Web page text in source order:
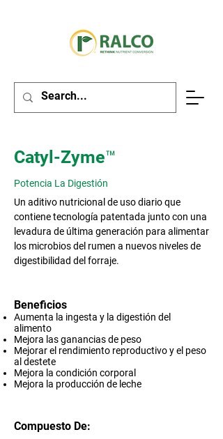
Catyl-Zyme™
Potencia La Digestión
Un aditivo nutricional de uso diario que
contiene tecnología patentada junto con una
levadura de última generación para alimentar
los microbios del rumen a nuevos niveles de
digestibilidad del forraje.
Beneficios
Aumenta la ingesta y la digestión del
alimento
Mejora las ganancias de peso
Mejorar el rendimiento reproductivo y el peso
al destete
Mejora la condición corporal
Mejora la producción de leche
Compuesto De: